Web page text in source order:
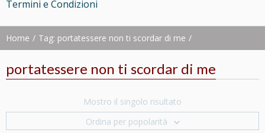
Termini e Condizioni
Home Tag: portatessere non ti scordar di me
portatessere non ti scordar di me
Mostro il singolo risultato
Ordina per popolarità